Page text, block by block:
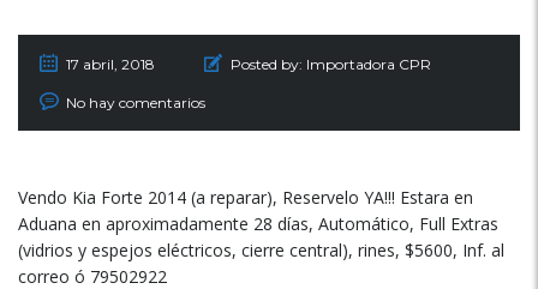
17 abril, 2018 Posted by: Importadora CPR
No hay comentarios
Vendo Kia Forte 2014 (a reparar), Reservelo YA!!! Estara en
Aduana en aproximadamente 28 días, Automático, Full Extras
(vidrios y espejos eléctricos, cierre central), rines, $5600, Inf. al
correo ó 79502922